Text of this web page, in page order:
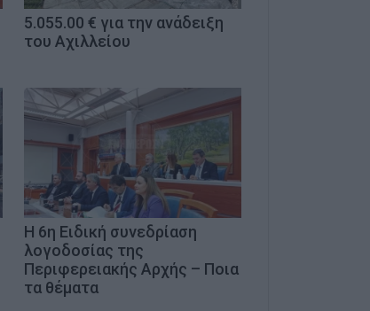
5.055.00 € για την ανάδειξη
του Αχιλλείου
Η 6η Ειδική συνεδρίαση
λογοδοσίας της
Περιφερειακής Αρχής – Ποια
τα θέματα